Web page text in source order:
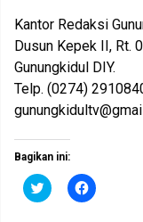
Kantor Redaksi
Dusun Kepek II, Rt.
Gunungkidul DIY.
Telp. (0274)
Bagikan ini:
K
l
K
l